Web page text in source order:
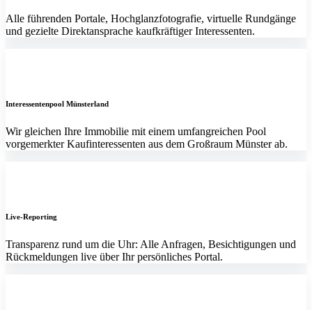
Alle führenden Portale, Hochglanzfotografie, virtuelle Rundgänge
und gezielte Direktansprache kaufkräftiger Interessenten.
Interessentenpool Münsterland
Wir gleichen Ihre Immobilie mit einem umfangreichen Pool
vorgemerkter Kaufinteressenten aus dem Großraum Münster ab.
Live-Reporting
Transparenz rund um die Uhr: Alle Anfragen, Besichtigungen und
Rückmeldungen live über Ihr persönliches Portal.